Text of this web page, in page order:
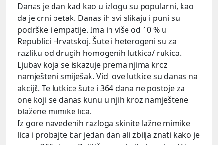
Danas je dan kad kao u izlogu su popularni, kao
da je crni petak. Danas ih svi slikaju i puni su
podrške i empatije. Ima ih više od 10 % u
Republici Hrvatskoj. Šute i heterogeni su za
razliku od drugih homogenih lutkica/ rukica.
Ljubav koja se iskazuje prema njima kroz
namješteni smiješak. Vidi ove lutkice su danas na
akciji!. Te lutkice šute i 364 dana ne postoje za
one koji se danas kunu u njih kroz namještene
blažene mimike lica.
Iz gore navedenih razloga skinite lažne mimike
lica i probajte bar jedan dan ali zbilja znati kako je